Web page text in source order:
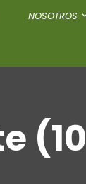
NOSOTROS
(10